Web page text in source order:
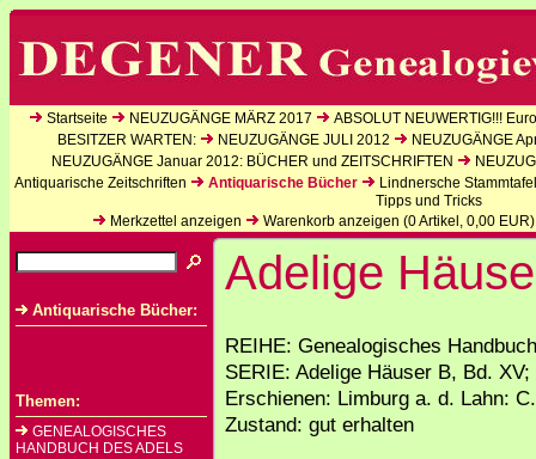
Startseite NEUZUGÄNGE MÄRZ 2017
ABSOLUT NEUWERTIG!!!
BESITZER WARTEN:
NEUZUGÄNGE JULI 2012
NEUZUGÄNGE
NEUZUGÄNGE Januar 2012: BÜCHER und ZEITSCHRIFTEN
Antiquarische Zeitschriften
Antiquarische Bücher
Lindnersche
Tipps und Tricks
Merkzettel anzeigen
Warenkorb anzeigen (0Artikel, 0,00 EUR)
Antiquarische Bücher:
Themen:
GENEALOGISCHES
HANDBUCH DES ADELS
Adelige
REIHE: Genealogisches
SERIE: Adelige Häuser B, Bd. XV;
Erschienen: Limburg a. d. Lahn:
Zustand: gut erhalten